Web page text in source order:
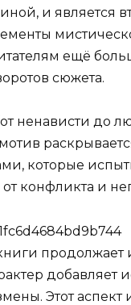
и является
ещё
сюжета.
ненависти до
мотив
которые
от конфликта и
продолжает
добавляет
Этот